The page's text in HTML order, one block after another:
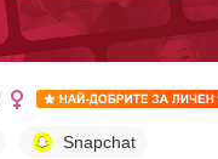
Snapchat